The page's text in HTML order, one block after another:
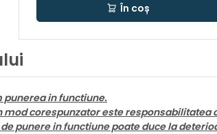
În coș
punerea in functiune.
mod corespunzator este
punere in functiune poate duce la